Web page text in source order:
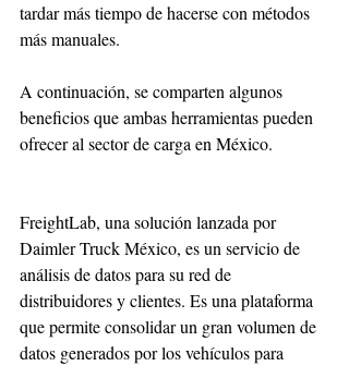
tardar más tiempo de hacerse con métodos
más manuales.
A continuación, se comparten algunos
beneficios que ambas herramientas pueden
ofrecer al sector de carga en México.
FreightLab, una solución lanzada por
Daimler Truck México, es un servicio de
análisis de datos para su red de
distribuidores y clientes. Es una plataforma
que permite consolidar un gran volumen de
datos generados por los vehículos para